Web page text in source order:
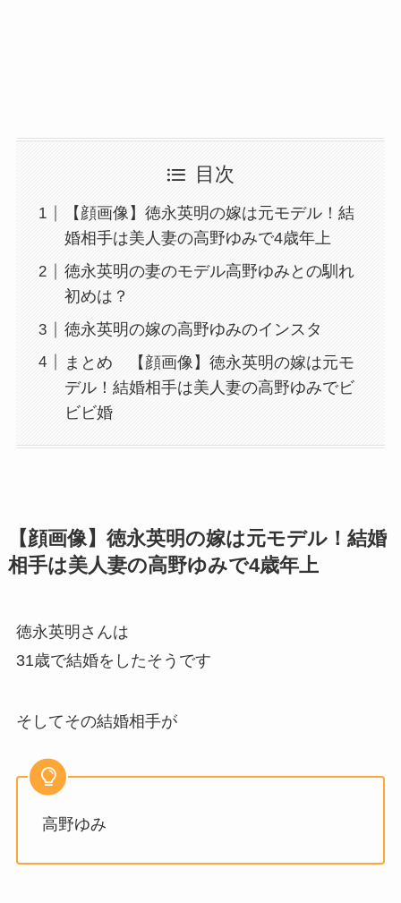
目次
【顔画像】徳永英明の嫁は元モデル！結
婚相手は美人妻の高野ゆみで4歳年上
徳永英明の妻のモデル高野ゆみとの馴れ
初めは？
徳永英明の嫁の高野ゆみのインスタ
まとめ 【顔画像】徳永英明の嫁は元モ
デル！結婚相手は美人妻の高野ゆみでビ
ビビ婚
【顔画像】徳永英明の嫁は元モデル！結婚
相手は美人妻の高野ゆみで4歳年上
徳永英明さんは
31歳で結婚をしたそうです
そしてその結婚相手が
高野ゆみ